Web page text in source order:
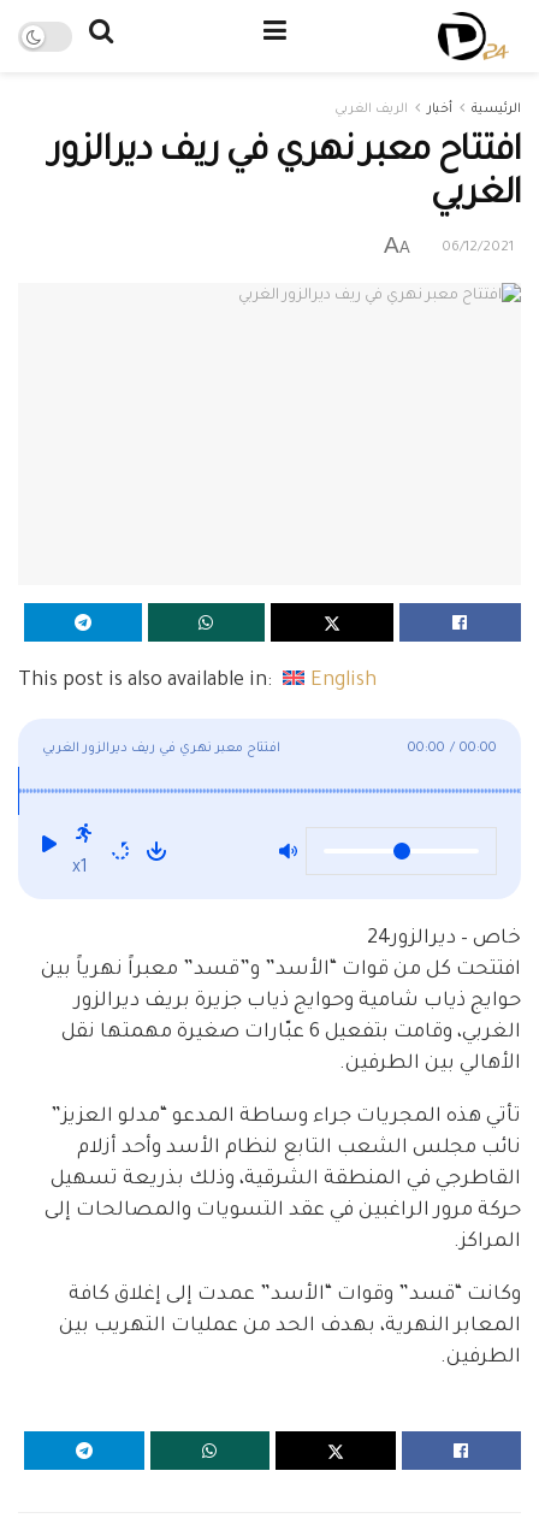
الرئيسية أخبار الريف الغربي
افتتاح معبر نهري في ريف ديرالزور
الغربي
06/12/2021
A
A
This post is also available in: English
افتتاح معبر نهري في ريف ديرالزور الغربي 00:00 / 00:00
x1
خاص – ديرالزور24
افتتحت كل من قوات “الأسد” و”قسد” معبراً نهرياً بين
حوايج ذياب شامية وحوايج ذياب جزيرة بريف ديرالزور
الغربي، وقامت بتفعيل 6 عبّارات صغيرة مهمتها نقل
الأهالي بين الطرفين.
تأتي هذه المجريات جراء وساطة المدعو “مدلو العزيز”
نائب مجلس الشعب التابع لنظام الأسد وأحد أزلام
القاطرجي في المنطقة الشرقية، وذلك بذريعة تسهيل
حركة مرور الراغبين في عقد التسويات والمصالحات إلى
المراكز.
وكانت “قسد” وقوات “الأسد” عمدت إلى إغلاق كافة
المعابر النهرية، بهدف الحد من عمليات التهريب بين
الطرفين.